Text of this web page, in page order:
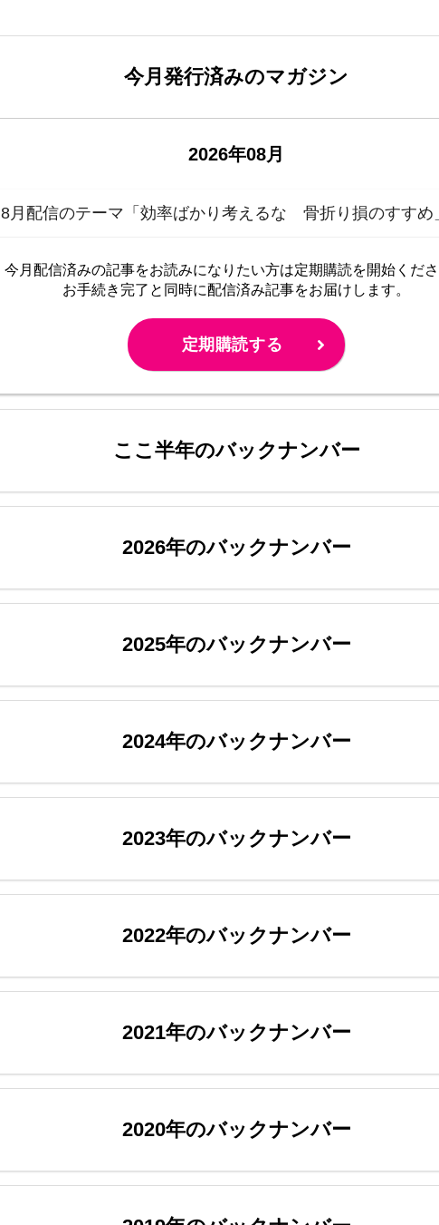
今月発行済みのマガジン
2026年08月
8月配信のテーマ「効率ばかり考えるな 骨折り損のすすめ
今月配信済みの記事をお読みになりたい方は定期購読を開始くだ
お手続き完了と同時に配信済み記事をお届けします。
定期購読する
ここ半年のバックナンバー
2026年のバックナンバー
2025年のバックナンバー
2024年のバックナンバー
2023年のバックナンバー
2022年のバックナンバー
2021年のバックナンバー
2020年のバックナンバー